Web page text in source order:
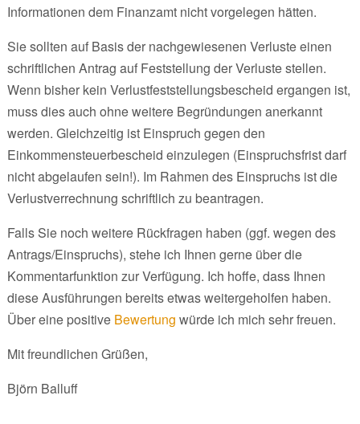
Informationen dem Finanzamt nicht vorgelegen hätten.
Sie sollten auf Basis der nachgewiesenen Verluste einen
schriftlichen Antrag auf Feststellung der Verluste stellen.
Wenn bisher kein Verlustfeststellungsbescheid ergangen ist,
muss dies auch ohne weitere Begründungen anerkannt
werden. Gleichzeitig ist Einspruch gegen den
Einkommensteuerbescheid einzulegen (Einspruchsfrist darf
nicht abgelaufen sein!). Im Rahmen des Einspruchs ist die
Verlustverrechnung schriftlich zu beantragen.
Falls Sie noch weitere Rückfragen haben (ggf. wegen des
Antrags/Einspruchs), stehe ich Ihnen gerne über die
Kommentarfunktion zur Verfügung. Ich hoffe, dass Ihnen
diese Ausführungen bereits etwas weitergeholfen haben.
Über eine positive Bewertung würde ich mich sehr freuen.
Mit freundlichen Grüßen,
Björn Balluff